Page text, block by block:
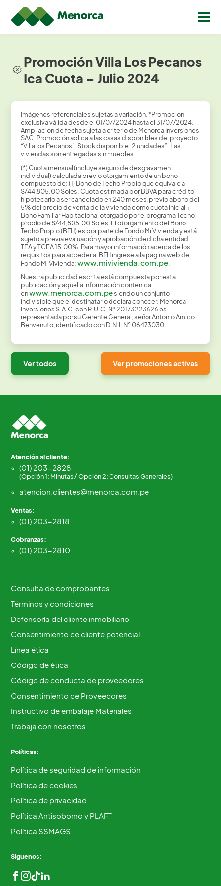
Promoción Villa Los Pecanos
Ica Cuota – Julio 2024
Imágenes referenciales sujetas a variación. *Promoción
exclusiva válida desde el 01/07/2024 hasta el 31/07/2024.
Ampliación de fecha sujeta a criterio de Menorca Inversiones
SAC. Promoción aplica a las casas disponibles del proyecto
“Villa los Pecanos”. Stock disponible: 2 unidades”. Las
viviendas son entregadas sin muebles.
(*) Cuota mensual (incluye seguro de desgravamen
individual) calculada previo otorgamiento de un bono
compuesto de: (1) Bono de Techo Propio que equivale a
S/44,805.00 Soles. Cuota estimada por BBVA para crédito
hipotecario a ser cancelado en 240 meses, previo abono del
5% del precio de venta de la vivienda como cuota inicial +
Bono Familiar Habitacional otorgado por el programa Techo
propio de S/44,805.00 Soles. El otorgamiento del Bono
Techo Propio (BFH) es por parte de Fondo Mi Vivienda y está
sujeto a previa evaluación y aprobación de dicha entidad.
TEA y TCEA 15.00%. Para mayor información acerca de los
requisitos para acceder al BFH ingrese a la página web del
Fondo Mi Vivienda:www.mivivienda.com.pe.
Nuestra publicidad escrita está compuesta por esta
publicación y aquella información contenida
enwww.menorca.com.pesiendo un conjunto
indivisible que el destinatario declara conocer. Menorca
Inversiones S.A.C. con R.U.C. Nº 20173223626 es
representada por su Gerente General, señor Antonio Amico
Benvenuto, identificado con D.N.I. N° 06473030.
Ver todos Ver promociones activas
Atención al cliente:
(01) 203-2828
(Opción 1: Minutas / Opción 2: Consultas Generales)
atencion.clientes@menorca.com.pe
Ventas:
(01) 203-2818
Cobranzas:
(01) 203-2810
Consulta de comprobantes
Términos y condiciones
Defensoría del cliente inmobiliario
Consentimiento de cliente potencial
Línea ética
Código de ética
Código de conducta de proveedores
Consentimiento de Proveedores
Instructivo de embalaje Materiales
Trabaja con nosotros
Políticas:
Política de seguridad de información
Política de cookies
Política de privacidad
Política Antisoborno y PLAFT
Política SSMAGS
Síguenos: